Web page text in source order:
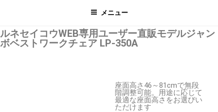
メニュー
ルネセイコウWEB専用ユーザー直販モデルジャン
ボベストワークチェア LP-350A
座面高さ46～81cmで無段
階調整可能。用途に応じて
最適な座面高さをお選びい
ただけます